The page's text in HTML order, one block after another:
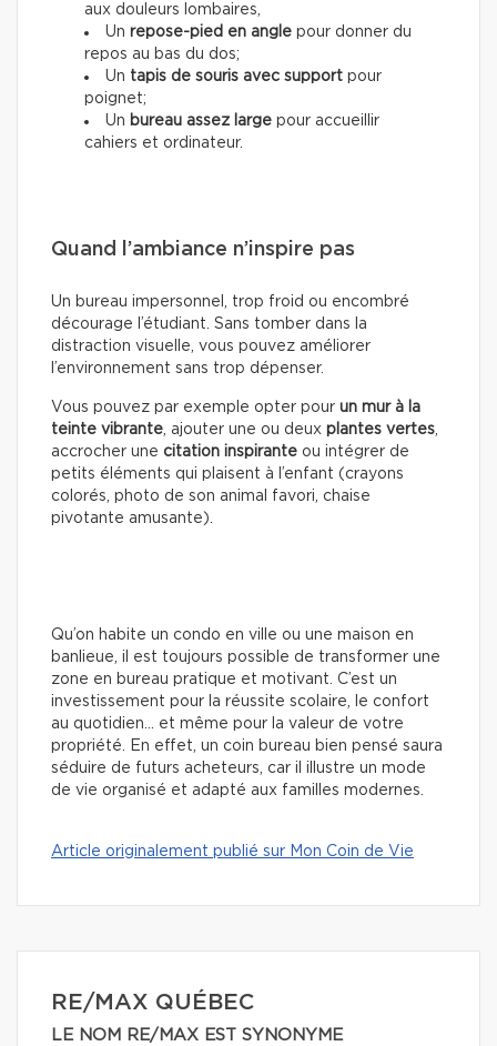
aux douleurs lombaires,
Un repose-pied en angle pour donner du
repos au bas du dos;
Un tapis de souris avec support pour
poignet;
Un bureau assez large pour accueillir
cahiers et ordinateur.
Quand l’ambiance n’inspire pas
Un bureau impersonnel, trop froid ou encombré
décourage l’étudiant. Sans tomber dans la
distraction visuelle, vous pouvez améliorer
l’environnement sans trop dépenser.
Vous pouvez par exemple opter pour un mur à la
teinte vibrante, ajouter une ou deux plantes vertes,
accrocher une citation inspirante ou intégrer de
petits éléments qui plaisent à l’enfant (crayons
colorés, photo de son animal favori, chaise
pivotante amusante).
Qu’on habite un condo en ville ou une maison en
banlieue, il est toujours possible de transformer une
zone en bureau pratique et motivant. C’est un
investissement pour la réussite scolaire, le confort
au quotidien… et même pour la valeur de votre
propriété. En effet, un coin bureau bien pensé saura
séduire de futurs acheteurs, car il illustre un mode
de vie organisé et adapté aux familles modernes.
Article originalement publié sur Mon Coin de Vie
RE/MAX QUÉBEC
LE NOM RE/MAX EST SYNONYME